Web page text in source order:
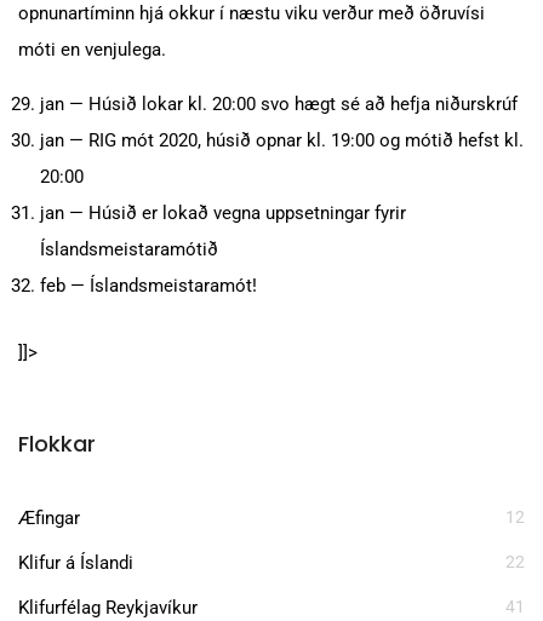
opnunartíminn hjá okkur í næstu viku verður með öðruvísi
móti en venjulega.
jan — Húsið lokar kl. 20:00 svo hægt sé að hefja niðurskrúf
jan — RIG mót 2020, húsið opnar kl. 19:00 og mótið hefst kl.
20:00
jan — Húsið er lokað vegna uppsetningar fyrir
Íslandsmeistaramótið
feb — Íslandsmeistaramót!
]]>
Flokkar
Æfingar 12
Klifur á Íslandi 22
Klifurfélag Reykjavíkur 41